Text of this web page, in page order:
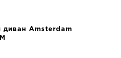
диван Amsterdam